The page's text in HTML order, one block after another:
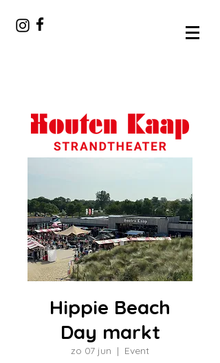
Hippie Beach
Day markt
zo 07 jun
  |
Event